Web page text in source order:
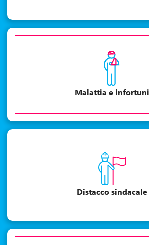
Malattia e infortuni
Distacco sindacale